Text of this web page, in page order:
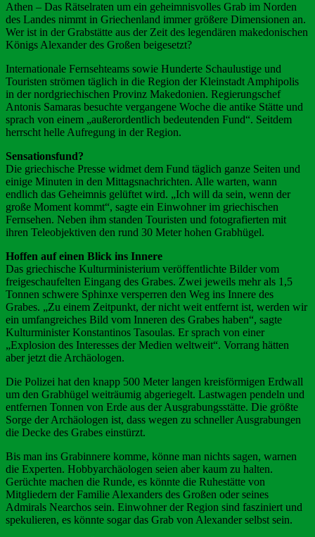
Athen – Das Rätselraten um ein geheimnisvolles Grab im Norden
des Landes nimmt in Griechenland immer größere Dimensionen an.
Wer ist in der Grabstätte aus der Zeit des legendären makedonischen
Königs Alexander des Großen beigesetzt?
Internationale Fernsehteams sowie Hunderte Schaulustige und
Touristen strömen täglich in die Region der Kleinstadt Amphipolis
in der nordgriechischen Provinz Makedonien. Regierungschef
Antonis Samaras besuchte vergangene Woche die antike Stätte und
sprach von einem „außerordentlich bedeutenden Fund“. Seitdem
herrscht helle Aufregung in der Region.
Sensationsfund?
Die griechische Presse widmet dem Fund täglich ganze Seiten und
einige Minuten in den Mittagsnachrichten. Alle warten, wann
endlich das Geheimnis gelüftet wird. „Ich will da sein, wenn der
große Moment kommt“, sagte ein Einwohner im griechischen
Fernsehen. Neben ihm standen Touristen und fotografierten mit
ihren Teleobjektiven den rund 30 Meter hohen Grabhügel.
Hoffen auf einen Blick ins Innere
Das griechische Kulturministerium veröffentlichte Bilder vom
freigeschaufelten Eingang des Grabes. Zwei jeweils mehr als 1,5
Tonnen schwere Sphinxe versperren den Weg ins Innere des
Grabes. „Zu einem Zeitpunkt, der nicht weit entfernt ist, werden wir
ein umfangreiches Bild vom Inneren des Grabes haben“, sagte
Kulturminister Konstantinos Tasoulas. Er sprach von einer
„Explosion des Interesses der Medien weltweit“. Vorrang hätten
aber jetzt die Archäologen.
Die Polizei hat den knapp 500 Meter langen kreisförmigen Erdwall
um den Grabhügel weiträumig abgeriegelt. Lastwagen pendeln und
entfernen Tonnen von Erde aus der Ausgrabungsstätte. Die größte
Sorge der Archäologen ist, dass wegen zu schneller Ausgrabungen
die Decke des Grabes einstürzt.
Bis man ins Grabinnere komme, könne man nichts sagen, warnen
die Experten. Hobbyarchäologen seien aber kaum zu halten.
Gerüchte machen die Runde, es könnte die Ruhestätte von
Mitgliedern der Familie Alexanders des Großen oder seines
Admirals Nearchos sein. Einwohner der Region sind fasziniert und
spekulieren, es könnte sogar das Grab von Alexander selbst sein.